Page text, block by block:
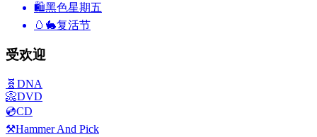
🛍黑色星期五
🥚🐇复活节
受欢迎
🧬 DNA
📀DVD
💿CD
⚒️Hammer And Pick